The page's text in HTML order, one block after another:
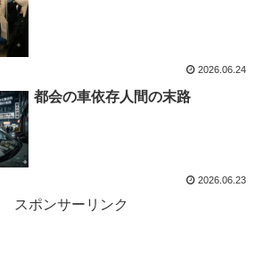
2026.06.24
都会の車依存人間の末路
2026.06.23
スポンサーリンク